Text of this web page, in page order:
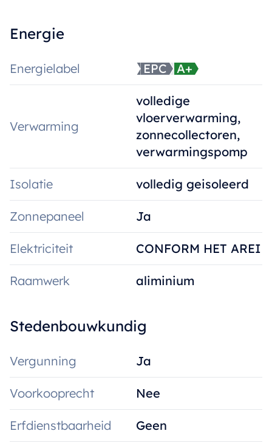
Energie
Energielabel EPC A+
Verwarming
volledige
vloerverwarming,
zonnecollectoren,
verwarmingspomp
Isolatie volledig geisoleerd
Zonnepaneel Ja
Elektriciteit CONFORM HET AREI
Raamwerk aliminium
Stedenbouwkundig
Vergunning Ja
Voorkooprecht Nee
Erfdienstbaarheid Geen